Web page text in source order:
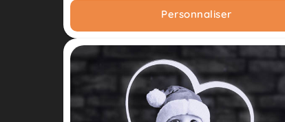
Personnaliser